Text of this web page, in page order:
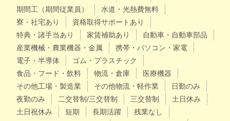
期間工（期間従業員）
水道・光熱費無料
寮・社宅あり
資格取得サポートあり
特典・諸手当あり
家賃補助あり
自動車・自動車部品
産業機械・農業機器・金属
携帯・パソコン・家電
電子・半導体
ゴム・プラスチック
食品・フード・飲料
物流・倉庫
医療機器
その他工場・製造業
その他物流・軽作業
日勤のみ
夜勤のみ
二交替制/三交替制 三交替制
土日休み
土日祝休み
短期 長期活躍
残業なし